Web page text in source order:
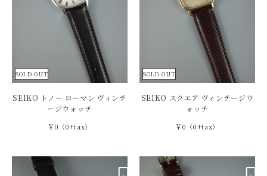
SOLD OUT
SEIKO トノー ローマン ヴィンテ
ージウォッチ
￥0（0+tax）
SOLD OUT
SEIKO スクエア ヴィンテージウ
ォッチ
￥0（0+tax）